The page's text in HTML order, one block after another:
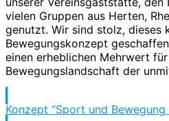
vielen Gruppen aus Herten,
genutzt. Wir sind stolz, dieses
Bewegungskonzept
einen erheblichen Mehrwert
Bewegungslandschaft der
Konzept “Sport und Bewegung